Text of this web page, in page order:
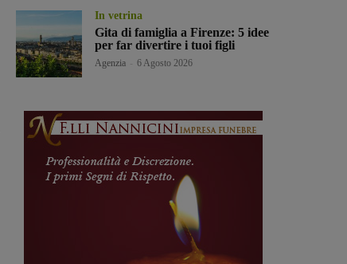
In vetrina
Gita di famiglia a Firenze: 5 idee
per far divertire i tuoi figli
Agenzia 6 Agosto 2026